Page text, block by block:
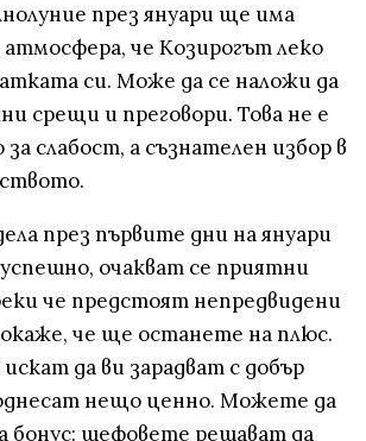
през януари ще има
че Козирогът леко
си. Може да се наложи да
срещи и преговори. Това не е
слабост, а съзнателен избор в
през първите дни на януари
очакват се приятни
че предстоят непредвидени
че ще останете на плюс.
да ви зарадват с добър
нещо ценно. Можете да
бонус: шефовете решават да